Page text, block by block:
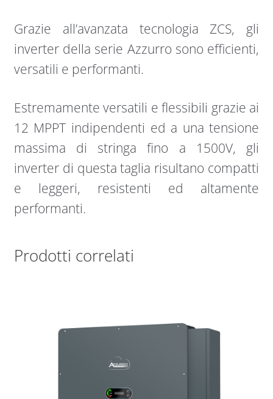
Grazie all’avanzata tecnologia ZCS, gli
inverter della serie Azzurro sono efficienti,
versatili e performanti.
Estremamente versatili e flessibili grazie ai
12 MPPT indipendenti ed a una tensione
massima di stringa fino a 1500V, gli
inverter di questa taglia risultano compatti
e leggeri, resistenti ed altamente
performanti.
Prodotti correlati